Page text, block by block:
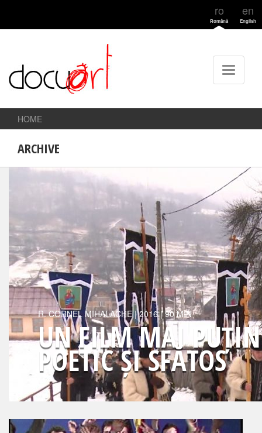
ro
Română
en
English
HOME
ARCHIVE
R.CORNEL MIHALACHE|2016| 90 MIN
UN FILM MAI
POETIC ȘI SFĂTOS